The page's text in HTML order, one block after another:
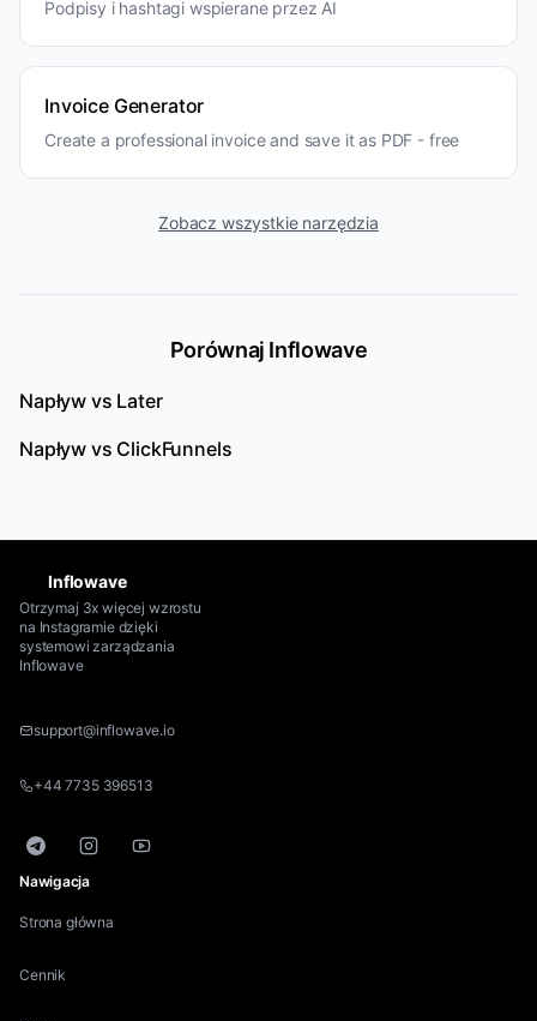
Podpisy i hashtagi wspierane przez AI
Invoice Generator
Create a professional invoice and save it as PDF - free
Zobacz wszystkie narzędzia
Porównaj Inflowave
Napływ vs Later
Napływ vs ClickFunnels
Inflowave
Otrzymaj 3x więcej wzrostu
na Instagramie dzięki
systemowi zarządzania
Inflowave
support@inflowave.io
+44 7735 396513
TelegramInstagramYouTube
Nawigacja
Strona główna
Cennik